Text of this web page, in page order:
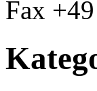
Fax